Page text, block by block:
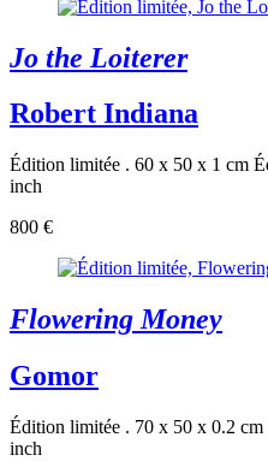
Jo the Loiterer
Robert Indiana
Édition limitée . 60 x 50 x 1 cm
inch
800 €
Flowering Money
Gomor
Édition limitée . 70 x 50 x 0.2 cm
inch